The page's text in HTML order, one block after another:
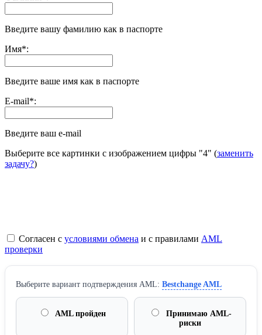
Введите вашу фамилию как в паспорте
Имя*:
Введите ваше имя как в паспорте
E-mail*:
Введите ваш e-mail
Выберите все картинки с изображением цифры "4" (заменить
задачу?)
Согласен с условиями обмена и с правилами AML
проверки
Выберите вариант подтверждения AML: Bestchange AML
AML пройден
Принимаю AML-
риски